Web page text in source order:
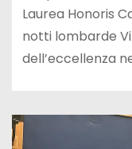
Laurea Honoris
notti lombarde
dell’eccellenza